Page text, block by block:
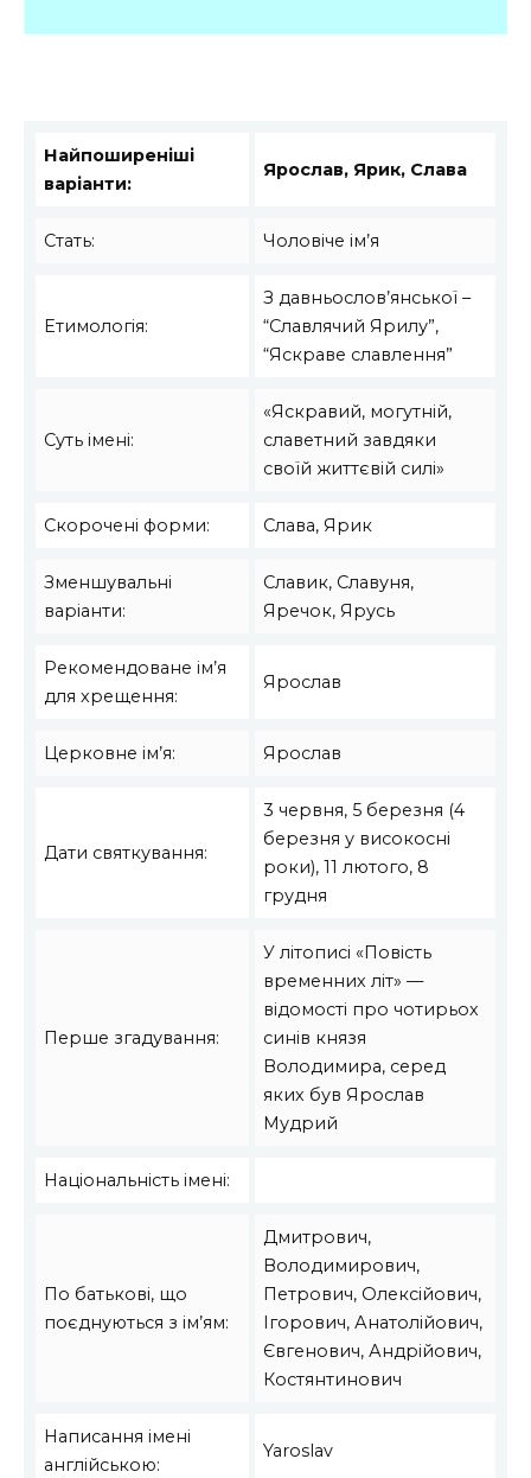
Найпоширеніші
варіанти:
Ярослав, Ярик, Слава
Стать: Чоловіче ім’я
Етимологія:
З давньослов’янської –
“Славлячий Ярилу”,
“Яскраве славлення”
Суть імені:
«Яскравий, могутній,
славетний завдяки
своїй життєвій силі»
Скорочені форми: Слава, Ярик
Зменшувальні
варіанти:
Славик, Славуня,
Яречок, Ярусь
Рекомендоване ім’я
для хрещення:
Ярослав
Церковне ім’я: Ярослав
Дати святкування:
3 червня, 5 березня (4
березня у високосні
роки), 11 лютого, 8
грудня
Перше згадування:
У літописі «Повість
временних літ» —
відомості про чотирьох
синів князя
Володимира, серед
яких був Ярослав
Мудрий
Національність імені:
По батькові, що
поєднуються з ім’ям:
Дмитрович,
Володимирович,
Петрович, Олексійович,
Ігорович, Анатолійович,
Євгенович, Андрійович,
Костянтинович
Написання імені
англійською:
Yaroslav